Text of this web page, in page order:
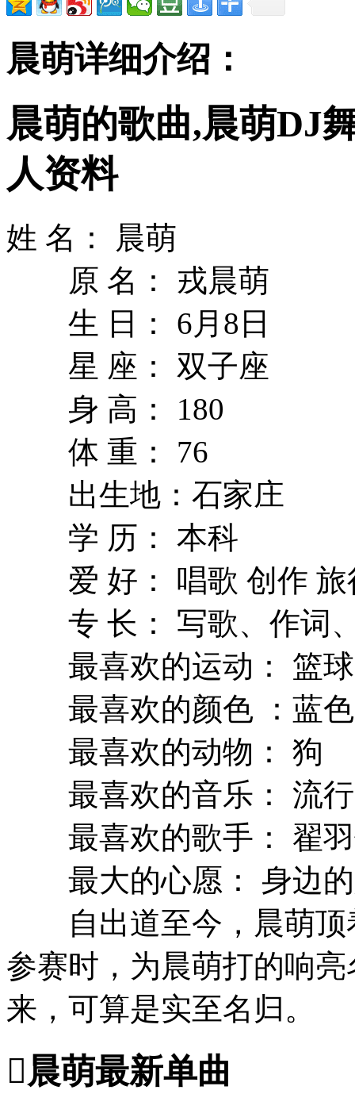
晨萌详细介绍：
晨萌的歌曲,晨萌DJ
人资料
姓 名： 晨萌
原 名： 戎晨萌
生 日： 6月8日
星 座： 双子座
身 高： 180
体 重： 76
出生地：石家庄
学 历： 本科
爱 好： 唱歌 创作 旅
专 长： 写歌、作词
最喜欢的运动： 篮球
最喜欢的颜色 ：蓝色
最喜欢的动物： 狗
最喜欢的音乐： 流行
最喜欢的歌手： 翟
最大的心愿： 身边的
自出道至今，晨萌顶
参赛时，为晨萌打的响
来，可算是实至名归。
晨萌最新单曲